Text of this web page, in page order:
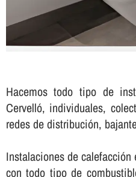
Hacemos todo tipo de
Cervelló, individuales,
redes de distribución,
Instalaciones de
con todo tipo de